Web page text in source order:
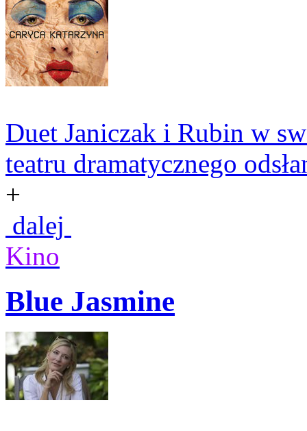
Duet Janiczak i Rubin w
teatru dramatycznego
+
dalej
Kino
Blue Jasmine